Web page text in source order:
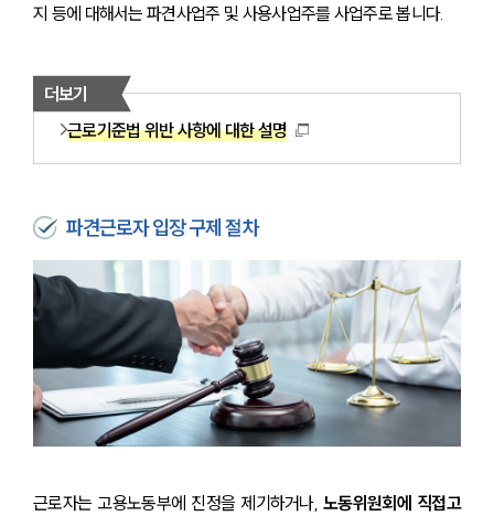
지 등에 대해서는 파견사업주 및 사용사업주를 사업주로 봅니다.
더보기
근로기준법 위반 사항에 대한 설명
파견근로자 입장 구제 절차
근로자는 고용노동부에 진정을 제기하거나, 노동위원회에 직접고